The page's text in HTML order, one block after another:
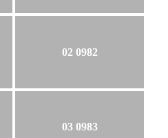
02 0982
03 0983